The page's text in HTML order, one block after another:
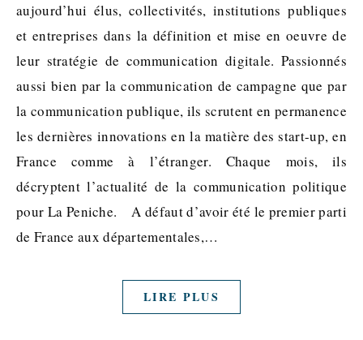
aujourd’hui élus, collectivités, institutions publiques
et entreprises dans la définition et mise en oeuvre de
leur stratégie de communication digitale. Passionnés
aussi bien par la communication de campagne que par
la communication publique, ils scrutent en permanence
les dernières innovations en la matière des start-up, en
France comme à l’étranger. Chaque mois, ils
décryptent l’actualité de la communication politique
pour La Peniche. A défaut d’avoir été le premier parti
de France aux départementales,…
LIRE PLUS